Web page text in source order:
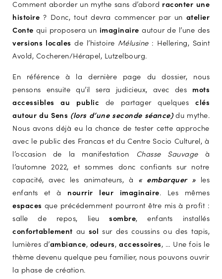
Comment aborder un mythe sans d’abord raconter une
histoire ? Donc, tout devra commencer par un atelier
Conte qui proposera un imaginaireautour de l’une des
versions localesde l’histoire Mélusine : Hellering, Saint
Avold, Cocheren/Hérapel, Lutzelbourg.
En référence à la dernière page du dossier, nous
pensons ensuite qu’il sera judicieux, avec des mots
accessibles au public de partager quelques clés
autour du Sens (lors d’une seconde séance)du mythe.
Nous avons déjà eu la chance de tester cette approche
avec le public des Francas et du Centre Socio Culturel, à
l’occasion de la manifestation
Chasse Sauvage à
l’automne 2022, et sommes donc confiants sur notre
capacité, avec les animateurs, à « embarquer » les
enfants et à nourrir leur imaginaire. Les mêmes
espaces que précédemment pourront être mis à profit :
salle de repos, lieusombre, enfants installés
confortablement au solsur des coussins ou des tapis,
lumières d’ambiance, odeurs,accessoires, … Une fois le
thème devenu quelque peu familier, nous pouvons ouvrir
la phase de création.